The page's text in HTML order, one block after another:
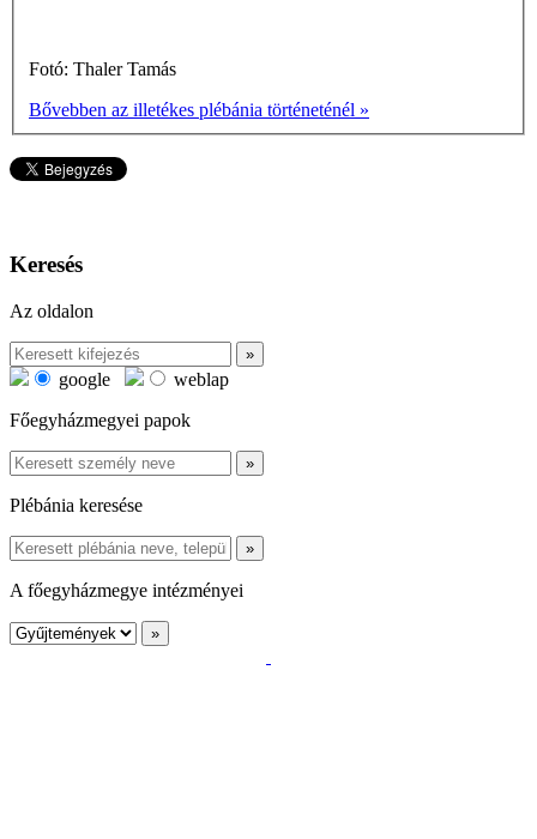
Fotó: Thaler Tamás
Bővebben az illetékes plébánia történeténél »
Keresés
Az oldalon
google
weblap
Főegyházmegyei papok
Plébánia keresése
A főegyházmegye intézményei